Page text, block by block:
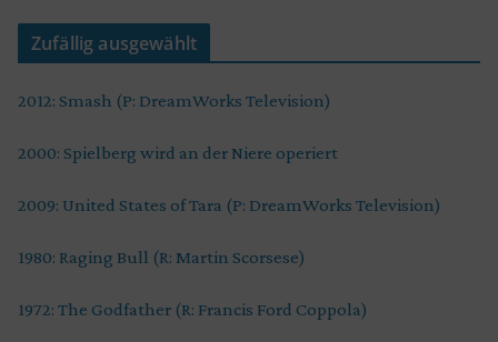
Zufällig ausgewählt
2012: Smash (P: DreamWorks Television)
2000: Spielberg wird an der Niere operiert
2009: United States of Tara (P: DreamWorks Television)
1980: Raging Bull (R: Martin Scorsese)
1972: The Godfather (R: Francis Ford Coppola)